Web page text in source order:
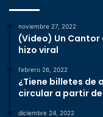
noviembre 27, 2022
(Video) Un
hizo viral
febrero 26, 2022
¿Tiene billetes de
circular a partir
diciembre 24, 2022